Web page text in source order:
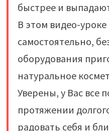
быстрее и
В этом видео-
самостоятельно,
оборудования
натуральное
Уверены, у Вас все
протяжении
радовать себя и